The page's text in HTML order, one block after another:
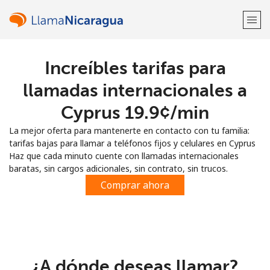
¡Bienvenido!
Regístrate con
Increíbles tarifas para
llamadas internacionales a
Cyprus ⁦19.9¢⁩/min
La mejor oferta para mantenerte en contacto con tu familia:
tarifas bajas para llamar a teléfonos fijos y celulares en Cyprus
Haz que cada minuto cuente con llamadas internacionales
baratas, sin cargos adicionales, sin contrato, sin trucos.
Comprar ahora